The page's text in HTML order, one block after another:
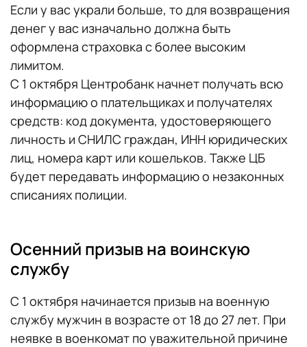
Если у вас украли больше, то для возвращения
денег у вас изначально должна быть
оформлена страховка с более высоким
лимитом.
С 1 октября Центробанк начнет получать всю
информацию о плательщиках и получателях
средств: код документа, удостоверяющего
личность и СНИЛС граждан, ИНН юридических
лиц, номера карт или кошельков. Также ЦБ
будет передавать информацию о незаконных
списаниях полиции.
Осенний призыв на воинскую
службу
С 1 октября начинается призыв на военную
службу мужчин в возрасте от 18 до 27 лет. При
неявке в военкомат по уважительной причине